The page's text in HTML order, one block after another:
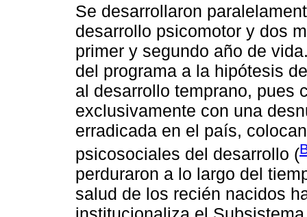
Se desarrollaron
desarrollo psicomotor y dos
primer y segundo año de
del programa a la hipótesis
al desarrollo temprano, pues
exclusivamente con una
erradicada en el país,
psicosociales del desarrollo (
perduraron a lo largo del
salud de los recién nacidos